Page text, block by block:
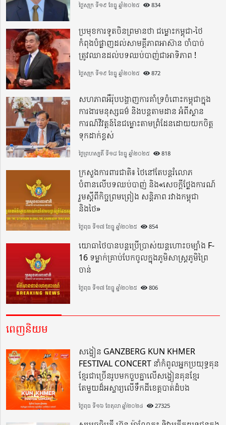
ថ្ងៃសុក្រ ទី១៩ ខែធ្នូ ឆ្នាំ២០២៥ 834
ប្រមុខការទូតចិនព្រមានថា ជម្លោះកម្ពុជា-ថៃ
កំពុងបំផ្លាញដល់សាមគ្គីភាពអាស៊ាន ចាំបាច់
ត្រូវឈានដល់បទឈប់បាញ់ជាអាទិភាព !
ថ្ងៃសុក្រ ទី១៩ ខែធ្នូ ឆ្នាំ២០២៥ 872
សហភាពអឺរ៉ុបបង្ហាញការគាំទ្រចំពោះកម្ពុជាក្នុង
ការងារមនុស្សធម៌ និងបន្តតាមដាន អំពីស្ថាន
ការណ៍វិវត្តន៍នៃជម្លោះតាមព្រំដែនដោយយកចិត្ត
ទុកដាក់ខ្ពស់
ថ្ងៃព្រហស្បតិ៍ ទី១៨ ខែធ្នូ ឆ្នាំ២០២៥ 818
ក្រសួងការពារជាតិ៖ ថៃនៅតែបន្តរំលោភ
បំពានលើបទឈប់បាញ់ និង«សេចក្តីថ្លែងការណ៍
រួមស្តីពីកិច្ចព្រមព្រៀង សន្តិភាព រវាងកម្ពុជា
និងថៃ»
ថ្ងៃពុធ ទី១៧ ខែធ្នូ ឆ្នាំ២០២៥ 854
យោធាថៃបានបន្តប្រើប្រាស់យន្តហោះចម្បាំង F-
16 ទម្លាក់គ្រាប់បែកចូលក្នុងភូមិសាស្ត្រភូមិព្រៃ
ចាន់
ថ្ងៃពុធ ទី១៧ ខែធ្នូ ឆ្នាំ២០២៥ 806
ពេញនិយម
សង្វៀន GANZBERG KUN KHMER
FESTIVAL CONCERT នាំកំពូលអ្នកប្រយុទ្ធគុន
ខ្មែរជាច្រើនរូបមកចួបគ្នាលើសង្វៀនគុនខ្មែរ
តែមួយដ៏អស្ចារ្យលើទឹកដីខេត្តបាត់ដំបង
ថ្ងៃពុធ ទី១៦ ខែតុលា ឆ្នាំ២០២៤ 27325